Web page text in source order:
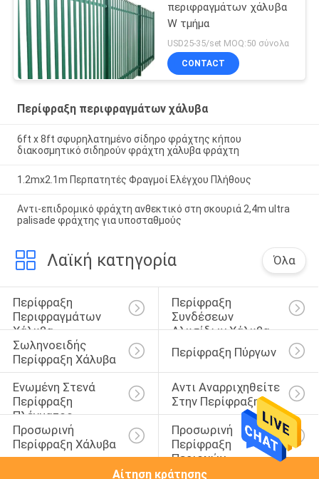
περιφραγμάτων χάλυβα
W τμήμα
USD25-35/set MOQ:50 σύνολα
CONTACT
Περίφραξη περιφραγμάτων χάλυβα
6ft x 8ft σφυρηλατημένο σίδηρο φράχτης κήπου
διακοσμητικό σιδηρούν φράχτη χάλυβα φράχτη
1.2mx2.1m Περπατητές Φραγμοί Ελέγχου Πλήθους
Αντι-επιδρομικό φράχτη ανθεκτικό στη σκουριά 2,4m ultra
palisade φράχτης για υποσταθμούς
Λαϊκή κατηγορία Όλα
Περίφραξη
Περιφραγμάτων
Χάλυβα
Περίφραξη
Συνδέσεων
Αλυσίδων Χάλυβα
Σωληνοειδής
Περίφραξη Χάλυβα
Περίφραξη Πύργων
Ενωμένη Στενά
Περίφραξη
Πλέγματος
Καλωδίων
Αντι Αναρριχηθείτε
Στην Περίφραξη
Προσωρινή
Περίφραξη Χάλυβα
Προσωρινή
Περίφραξη
Περιοχών
Αίτηση κράτησης